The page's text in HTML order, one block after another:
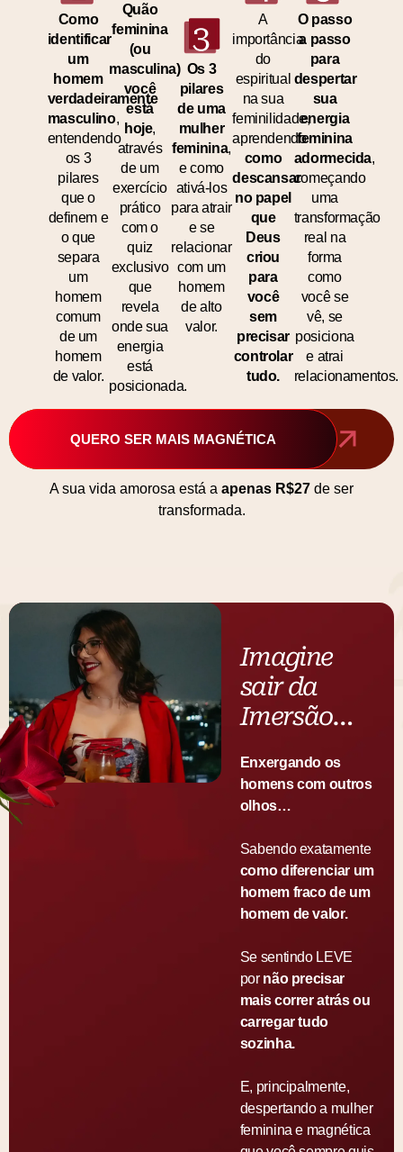
Como
identificar
um
homem
verdadeiramente
masculino,
entendendo
os 3
pilares
que o
definem e
o que
separa
um
homem
comum
de um
homem
de valor.
Quão
feminina
(ou
masculina)
você
está
hoje,
através
de um
exercício
prático
com o
quiz
exclusivo
que
revela
onde sua
energia
está
posicionada.
Os 3
pilares
de uma
mulher
feminina,
e como
ativá-los
para atrair
e se
relacionar
com um
homem
de alto
valor.
A
importância
do
espiritual
na sua
feminilidade,
aprendendo
como
descansar
no papel
que
Deus
criou
para
você
sem
precisar
controlar
tudo.
O passo
a passo
para
despertar
sua
energia
feminina
adormecida,
começando
uma
transformação
real na
forma
como
você se
vê, se
posiciona
e atrai
relacionamentos.
QUERO SER MAIS MAGNÉTICA
A sua vida amorosa está a apenas R$27 de ser
transformada.
Imagine
sair da
Imersão…
Enxergando os
homens com outros
olhos…
Sabendo exatamente
como diferenciar um
homem fraco de um
homem de valor.
Se sentindo LEVE
por não precisar
mais correr atrás ou
carregar tudo
sozinha.
E, principalmente,
despertando a mulher
feminina e magnética